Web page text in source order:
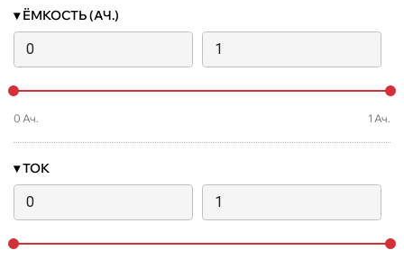
▾ ЁМКОСТЬ (АЧ.)
0 Ач. 1 Ач.
▾ТОК